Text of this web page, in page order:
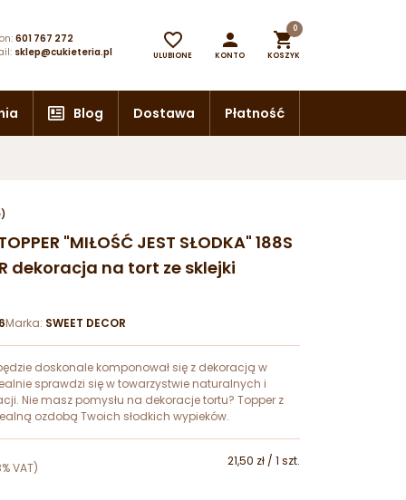
601 767 272
sklep@cukieteria.pl

ULUBIONE

KONTO

0
KOSZYK
Blog Dostawa Płatność
"MIŁOŚĆ JEST SŁODKA" 188S
dekoracja na tort ze sklejki
Marka: SWEET DECOR
doskonale komponował się z dekoracją w
sprawdzi się w towarzystwie naturalnych i
Nie masz pomysłu na dekoracje tortu? Topper z
ozdobą Twoich słodkich wypieków.
VAT) 21,50 zł / 1 szt.